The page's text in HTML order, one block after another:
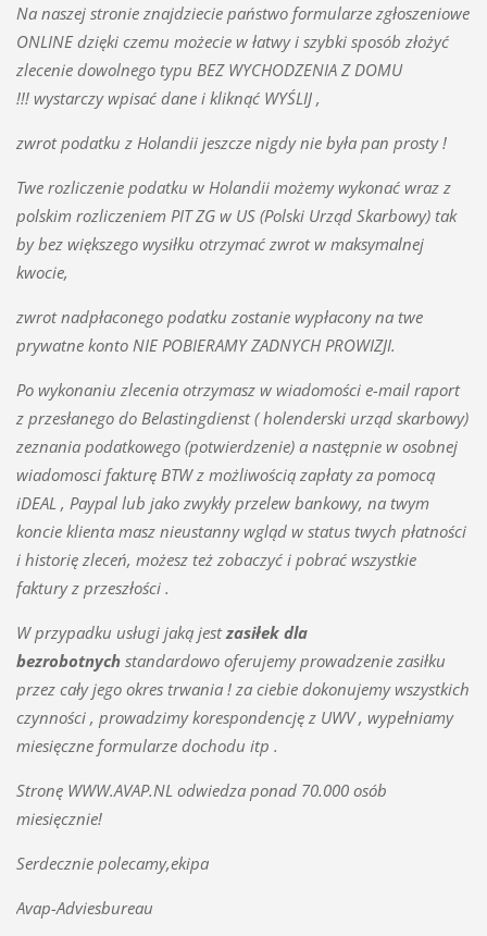
Na naszej stronie znajdziecie państwo formularze zgłoszeniowe
ONLINE dzięki czemu możecie w łatwy i szybki sposób złożyć
zlecenie dowolnego typu BEZ WYCHODZENIA Z DOMU
!!! wystarczy wpisać dane i kliknąć WYŚLIJ ,
zwrot podatku z Holandii jeszcze nigdy nie była pan prosty !
Twe rozliczenie podatku w Holandii możemy wykonać wraz z
polskim rozliczeniem PIT ZG w US (Polski Urząd Skarbowy) tak
by bez większego wysiłku otrzymać zwrot w maksymalnej
kwocie,
zwrot nadpłaconego podatku zostanie wypłacony na twe
prywatne konto NIE POBIERAMY ZADNYCH PROWIZJI.
Po wykonaniu zlecenia otrzymasz w wiadomości e-mail raport
z przesłanego do Belastingdienst ( holenderski urząd skarbowy)
zeznania podatkowego (potwierdzenie) a następnie w osobnej
wiadomosci fakturę BTW z możliwością zapłaty za pomocą
iDEAL , Paypal lub jako zwykły przelew bankowy, na twym
koncie klienta masz nieustanny wgląd w status twych płatności
i historię zleceń, możesz też zobaczyć i pobrać wszystkie
faktury z przeszłości .
W przypadku usługi jaką jestzasiłek dla
bezrobotnychstandardowo oferujemy prowadzenie zasiłku
przez cały jego okres trwania ! za ciebie dokonujemy wszystkich
czynności , prowadzimy korespondencję z UWV , wypełniamy
miesięczne formularze dochodu itp .
Stronę WWW.AVAP.NL odwiedza ponad 70.000 osób
miesięcznie!
Serdecznie polecamy,ekipa
Avap-Adviesbureau